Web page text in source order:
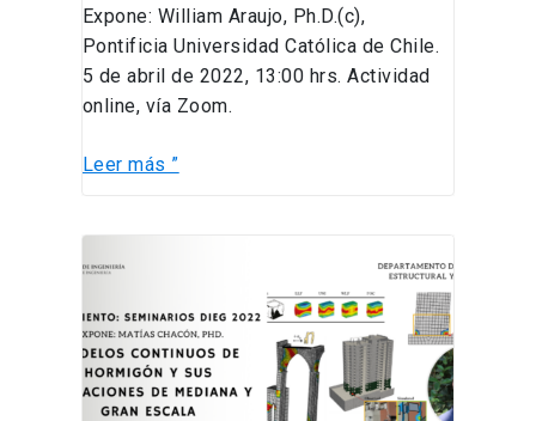
Expone: William Araujo, Ph.D.(c),
Pontificia Universidad Católica de Chile.
5 de abril de 2022, 13:00 hrs. Actividad
online, vía Zoom.
de
subducción
magnitud”
Leer más ”
“Modelos
continuos
de
hormigón
y